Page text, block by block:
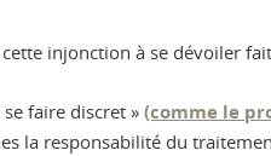
injonction à se dévoiler
faire discret » (comme le
la responsabilité du